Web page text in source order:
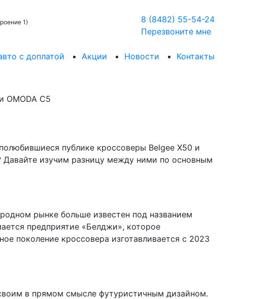
1)
8 (8482) 55-54-24
Перезвоните мне
с доплатой Акции Новости Контакты
публике кроссоверы Belgee X50 и
Давайте изучим разницу между ними по основным
рынке больше известен под названием
предприятие «Белджи», которое
поколение кроссовера изготавливается с 2023
в прямом смысле футуристичным дизайном.